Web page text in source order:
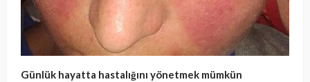
Günlük hayatta hastalığını yönetmek mümkün